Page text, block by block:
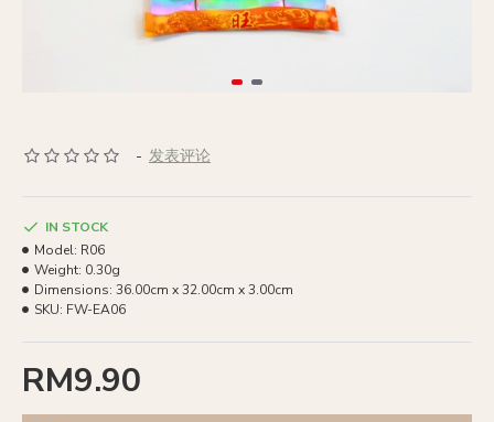
- 发表评论
RM9.90
IN STOCK
Model: R06
Weight: 0.30g
Dimensions: 36.00cm x 32.00cm x 3.00cm
SKU: FW-EA06